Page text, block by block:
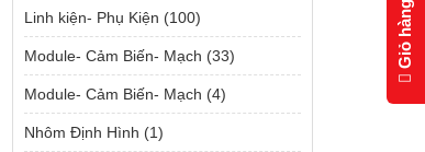
Linh kiện- Phụ Kiện (100)
Module- Cảm Biến- Mạch (33)
Module- Cảm Biến- Mạch (4)
Nhôm Định Hình (1)
Giỏ hàng